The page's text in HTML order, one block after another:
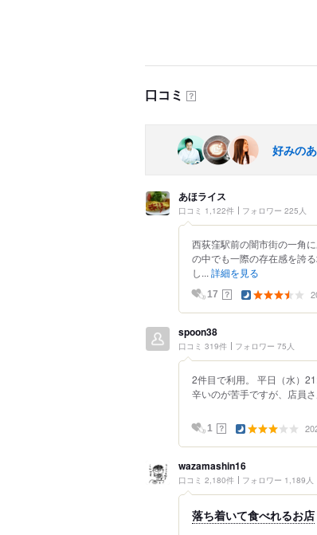
口コミ ？
好みの
あほライス
口コミ 1,122件 フォロワー 225人
西荻窪駅前の闇市街の一角
の中でも一際の存在感を誇
し... 詳細を見る
17 ？
spoon38
口コミ 319件 フォロワー 75人
2件目で利用。 平日（水）
辛いのが苦手ですが、店員
1 ？
wazamashin16
口コミ 2,180件 フォロワー 1,189人
落ち着いて食べれるお店